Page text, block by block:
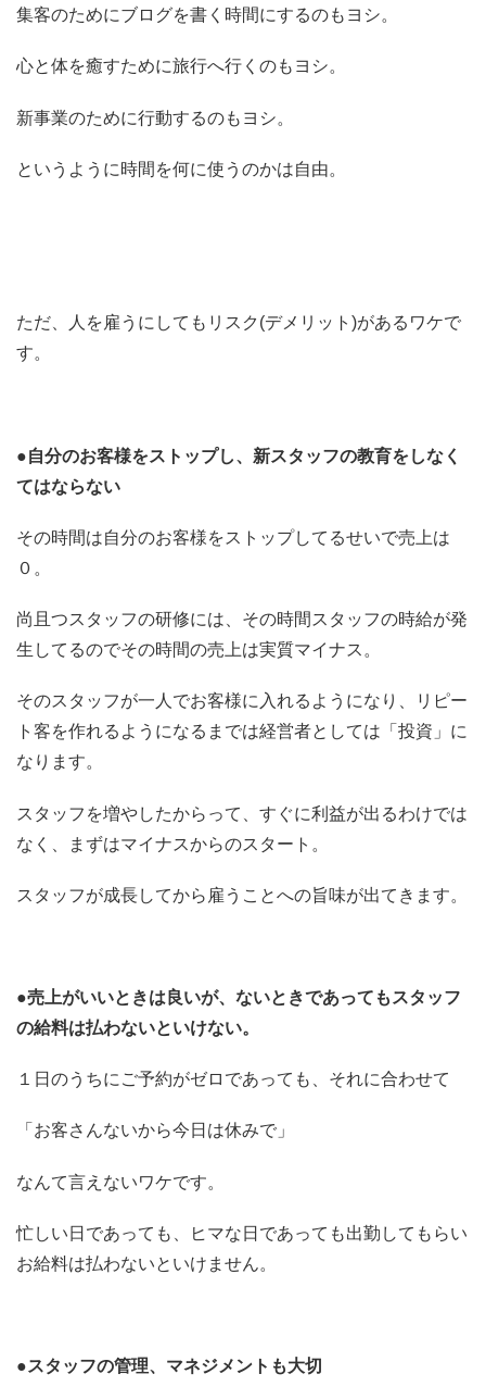
集客のためにブログを書く時間にするのもヨシ。
心と体を癒すために旅行へ行くのもヨシ。
新事業のために行動するのもヨシ。
というように時間を何に使うのかは自由。
ただ、人を雇うにしてもリスク(デメリット)があるワケで
す。
●自分のお客様をストップし、新スタッフの教育をしなく
てはならない
その時間は自分のお客様をストップしてるせいで売上は
０。
尚且つスタッフの研修には、その時間スタッフの時給が発
生してるのでその時間の売上は実質マイナス。
そのスタッフが一人でお客様に入れるようになり、リピー
ト客を作れるようになるまでは経営者としては「投資」に
なります。
スタッフを増やしたからって、すぐに利益が出るわけでは
なく、まずはマイナスからのスタート。
スタッフが成長してから雇うことへの旨味が出てきます。
●売上がいいときは良いが、ないときであってもスタッフ
の給料は払わないといけない。
１日のうちにご予約がゼロであっても、それに合わせて
「お客さんないから今日は休みで」
なんて言えないワケです。
忙しい日であっても、ヒマな日であっても出勤してもらい
お給料は払わないといけません。
●スタッフの管理、マネジメントも大切